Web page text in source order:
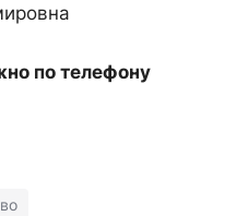
по телефону